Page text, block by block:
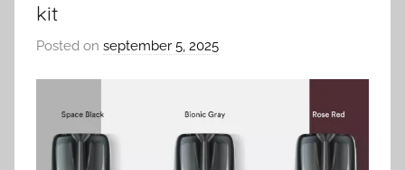
kit
Posted on september 5, 2025
a
p